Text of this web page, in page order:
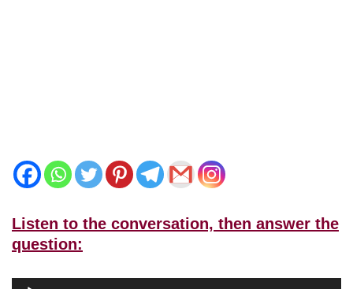
Listen to the conversation, then answer the
question: